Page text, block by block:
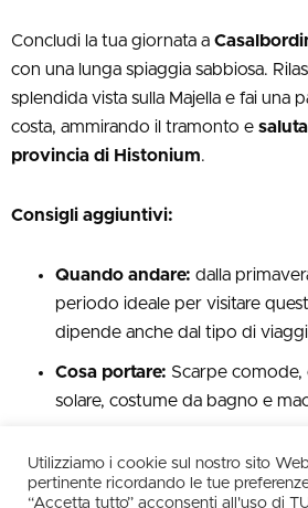
Concludi la tua giornata a
con una lunga spiaggia sabbiosa.
splendida vista sulla Majella e fai una
costa, ammirando il tramonto e
provincia di Histonium.
Consigli aggiuntivi:
Quando andare: dalla
periodo ideale per visitare
dipende anche dal tipo di
Cosa portare: Scarpe comode,
solare, costume da bagno e
breakfast e hotel, a seconda
del tuo budget.
Utilizziamo i cookie sul nostro sito
pertinente ricordando le tue
“Accetta tutto” acconsenti all'uso di